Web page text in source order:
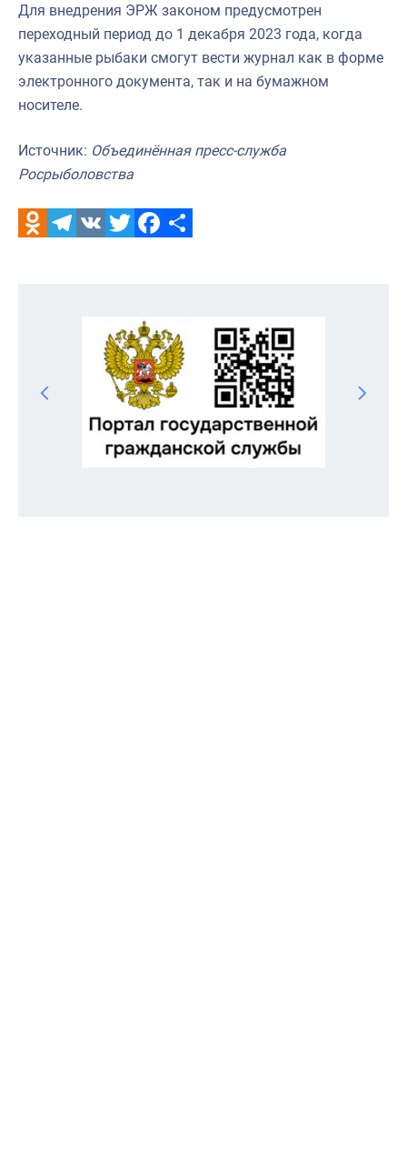
Для внедрения ЭРЖ законом предусмотрен
переходный период до 1 декабря 2023 года, когда
указанные рыбаки смогут вести журнал как в форме
электронного документа, так и на бумажном
носителе.
Источник: Объединённая пресс-служба
Росрыболовства